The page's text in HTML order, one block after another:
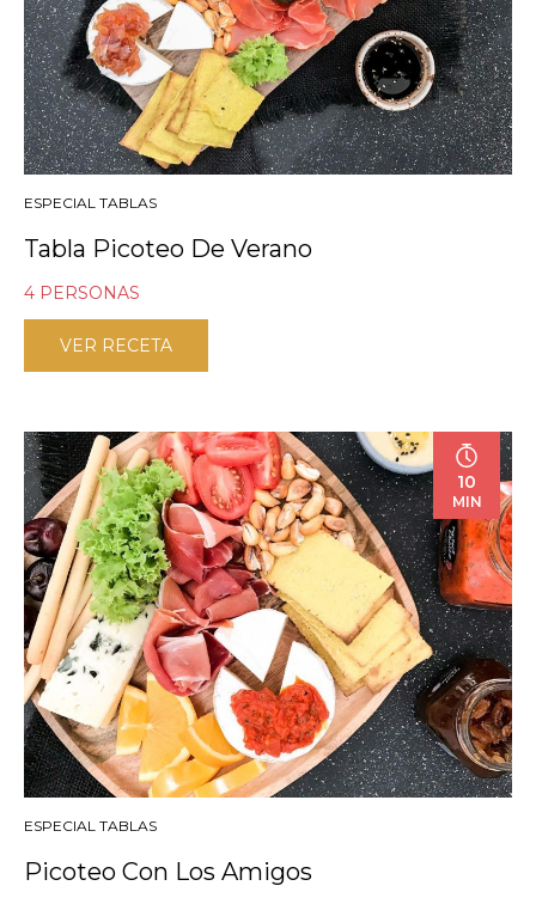
ESPECIAL TABLAS
Tabla Picoteo De Verano
4 PERSONAS
VER RECETA
10
MIN
ESPECIAL TABLAS
Picoteo Con Los Amigos